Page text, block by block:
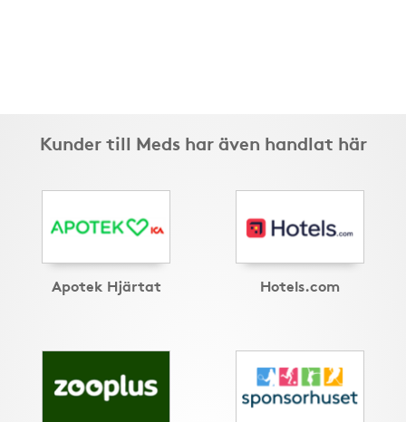
Kunder till Meds har även handlat här
Apotek Hjärtat Hotels.com